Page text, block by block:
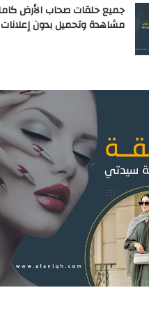
مشاهدة وتحميل بدون إعلانات